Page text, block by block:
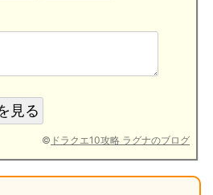
© ドラクエ10攻略 ラグナのブログ